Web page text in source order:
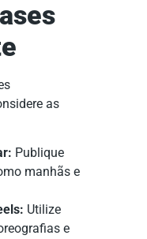
as
Publique
manhãs e
Utilize
e